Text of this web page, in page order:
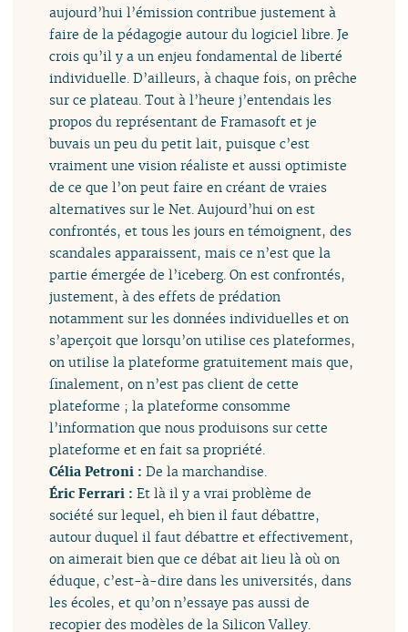
aujourd’hui l’émission contribue justement à
faire de la pédagogie autour du logiciel libre. Je
crois qu’il y a un enjeu fondamental de liberté
individuelle. D’ailleurs, à chaque fois, on prêche
sur ce plateau. Tout à l’heure j’entendais les
propos du représentant de Framasoft et je
buvais un peu du petit lait, puisque c’est
vraiment une vision réaliste et aussi optimiste
de ce que l’on peut faire en créant de vraies
alternatives sur le Net. Aujourd’hui on est
confrontés, et tous les jours en témoignent, des
scandales apparaissent, mais ce n’est que la
partie émergée de l’iceberg. On est confrontés,
justement, à des effets de prédation
notamment sur les données individuelles et on
s’aperçoit que lorsqu’on utilise ces plateformes,
on utilise la plateforme gratuitement mais que,
finalement, on n’est pas client de cette
plateforme ; la plateforme consomme
l’information que nous produisons sur cette
plateforme et en fait sa propriété.
Célia Petroni :De la marchandise.
Éric Ferrari :Et là il y a vrai problème de
société sur lequel, eh bien il faut débattre,
autour duquel il faut débattre et effectivement,
on aimerait bien que ce débat ait lieu là où on
éduque, c’est-à-dire dans les universités, dans
les écoles, et qu’on n’essaye pas aussi de
recopier des modèles de la Silicon Valley.